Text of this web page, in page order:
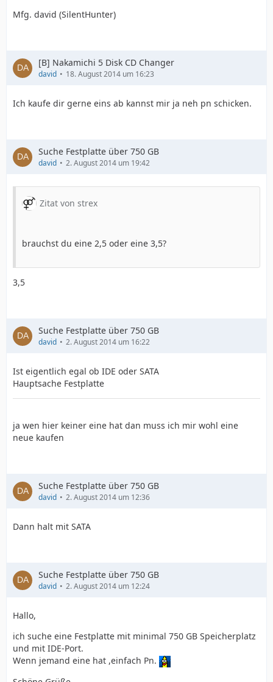
Mfg. david (SilentHunter)
[B] Nakamichi 5 Disk CD Changer
david 18. August 2014 um 16:23
Ich kaufe dir gerne eins ab kannst mir ja neh pn schicken.
Suche Festplatte über 750 GB
david 2. August 2014 um 19:42
Zitat von strex
brauchst du eine 2,5 oder eine 3,5?
3,5
Suche Festplatte über 750 GB
david 2. August 2014 um 16:22
Ist eigentlich egal ob IDE oder SATA
Hauptsache Festplatte
ja wen hier keiner eine hat dan muss ich mir wohl eine
neue kaufen
Suche Festplatte über 750 GB
david 2. August 2014 um 12:36
Dann halt mit SATA
Suche Festplatte über 750 GB
david 2. August 2014 um 12:24
Hallo,
ich suche eine Festplatte mit minimal 750 GB Speicherplatz
und mit IDE-Port.
Wenn jemand eine hat ,einfach Pn.